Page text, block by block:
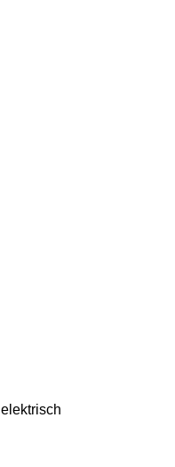
elektrisch